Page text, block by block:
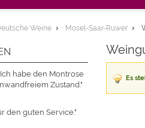
Weine Mosel-Saar-Ruwer
habe den Montrose
Zustand."
den guten Service."
Es